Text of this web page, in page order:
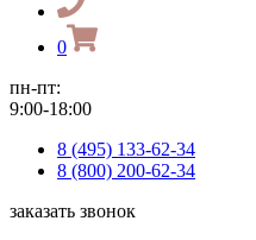
0
пн-пт:
9:00-18:00
8 (495) 133-62-34
8 (800) 200-62-34
заказать звонок